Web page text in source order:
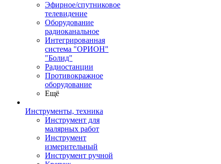
Эфирное/спутниковое
телевидение
Оборудование
радиоканальное
Интегрированная
система "ОРИОН"
"Болид"
Радиостанции
Противокражное
оборудование
Ещё
Инструменты, техника
Инструмент для
малярных работ
Инструмент
измерительный
Инструмент ручной